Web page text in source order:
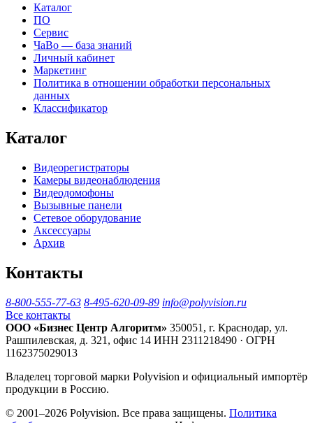
Каталог
ПО
Сервис
ЧаВо — база знаний
Личный кабинет
Маркетинг
Политика в отношении обработки персональных
данных
Классификатор
Каталог
Видеорегистраторы
Камеры видеонаблюдения
Видеодомофоны
Вызывные панели
Сетевое оборудование
Аксессуары
Архив
Контакты
8-800-555-77-63 8-495-620-09-89 info@polyvision.ru
Все контакты
ООО «Бизнес Центр Алгоритм» 350051, г. Краснодар, ул.
Рашпилевская, д. 321, офис 14 ИНН 2311218490 · ОГРН
1162375029013
Владелец торговой марки Polyvision и официальный импортёр
продукции в Россию.
© 2001–2026 Polyvision. Все права защищены. Политика